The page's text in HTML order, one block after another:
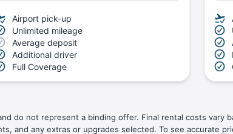
Airport pick-up
Unlimited mileage
Average deposit
Additional driver
Full Coverage
do not represent a binding offer. Final rental costs vary
and any extras or upgrades selected. To see accurate